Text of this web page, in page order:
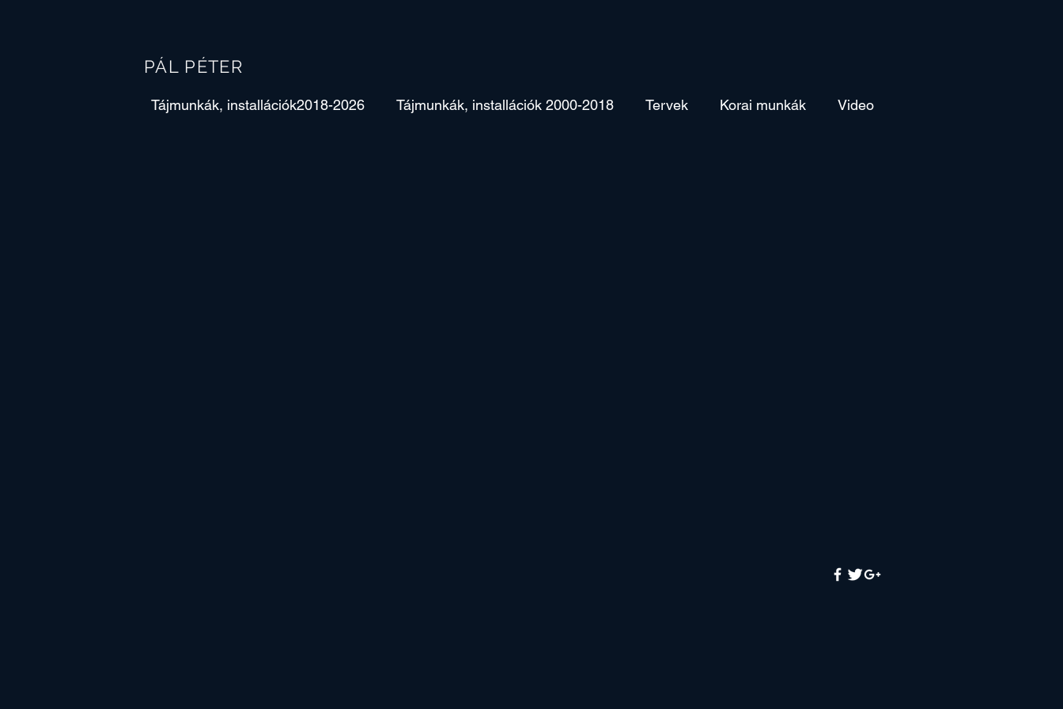
PÁL PÉTER
Tájmunkák, installációk2018-2026 Tájmunkák, installációk 2000-2018 Tervek Korai munkák Video